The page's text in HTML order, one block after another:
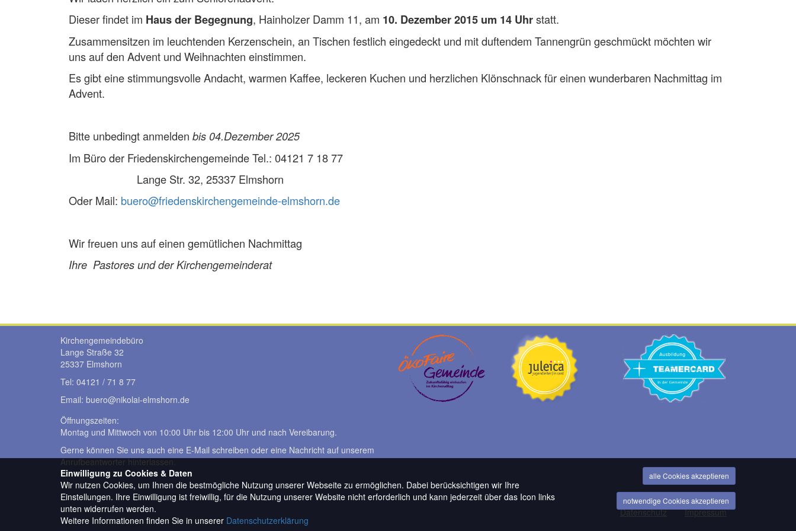
Dieser findet im Haus der Begegnung, Hainholzer Damm 11, am 10. Dezember 2015 um 14 Uhrstatt.
Zusammensitzen im leuchtenden Kerzenschein, an Tischen festlich eingedeckt und mit duftendem Tannengrün geschmückt möchten wir
uns auf den Advent und Weihnachten einstimmen.
Es gibt eine stimmungsvolle Andacht, warmen Kaffee, leckeren Kuchen und herzlichen Klönschnack für einen wunderbaren Nachmittag im
Advent.
Bitte unbedingt anmelden bis 04.Dezember 2025
Im Büro der Friedenskirchengemeinde Tel.: 04121 7 18 77
Lange Str. 32, 25337 Elmshorn
Oder Mail: buero@friedenskirchengemeinde-elmshorn.de
Wir freuen uns auf einen gemütlichen Nachmittag
Ihre Pastores und der Kirchengemeinderat
Kirchengemeindebüro
Lange Straße 32
25337 Elmshorn
Tel: 04121 / 71 8 77
Email: buero@nikolai-elmshorn.de
Öffnungszeiten:
Montag und Mittwoch von 10:00 Uhr bis 12:00 Uhr und nach Vereibarung.
Gerne können Sie uns auch eine E-Mail schreiben oder eine Nachricht auf unserem
Anrufbeantworter hinterlassen.
Footer Datenschutz Impressum
Einwilligung zu Cookies & Daten
Wir nutzen Cookies, um Ihnen die bestmögliche Nutzung unserer Webseite zu ermöglichen. Dabei berücksichtigen wir Ihre
Einstellungen. Ihre Einwilligung ist freiwillig, für die Nutzung unserer Website nicht erforderlich und kann jederzeit über das Icon links
unten widerrufen werden.
Weitere Informationen finden Sie in unserer Datenschutzerklärung
alle Cookies akzeptieren
notwendige Cookies akzeptieren